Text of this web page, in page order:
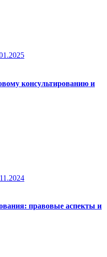
консультированию и
правовые аспекты и